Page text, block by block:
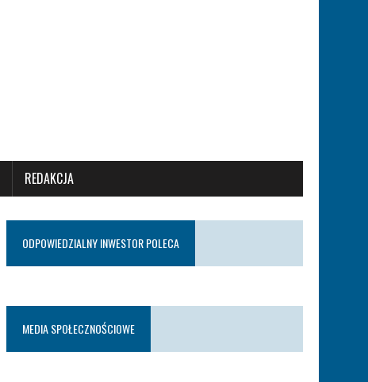
REDAKCJA
ODPOWIEDZIALNY INWESTOR POLECA
MEDIA SPOŁECZNOŚCIOWE